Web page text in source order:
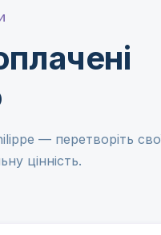
— перетворіть
цінність.